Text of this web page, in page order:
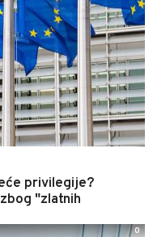
privilegije?
"zlatnih
0